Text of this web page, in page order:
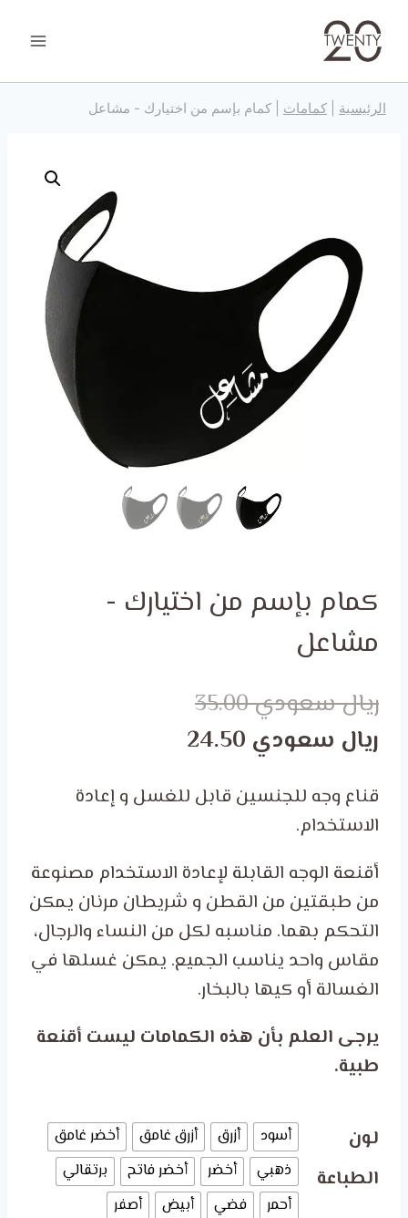
تخطى
الرئيسية كمامات كمام بإسم من اختيارك - مشاعل
كمام بإسم من اختيارك -
مشاعل
ريال سعودي35.00
السعر
الأصلي
ر.س 35.00.
ريال سعودي
هو:
قناع وجه للجنسين قابل للغسل و إعادة
الاستخدام.
أقنعة الوجه القابلة لإعادة الاستخدام مصنوعة
من طبقتين من القطن و شريطان مرنان يمكن
التحكم بهما. مناسبه لكل من النساء والرجال،
مقاس واحد يناسب الجميع. يمكن غسلها في
الغسالة أو كيها بالبخار.
يرجى العلم بأن هذه الكمامات ليست أقنعة
طبية.
لون
الطباعة
أسود أزرق أزرق غامق
أخضر غامق
ذهبي
أخضر أخضر فاتح
برتقالي
أحمر
فضي أبيض أصفر